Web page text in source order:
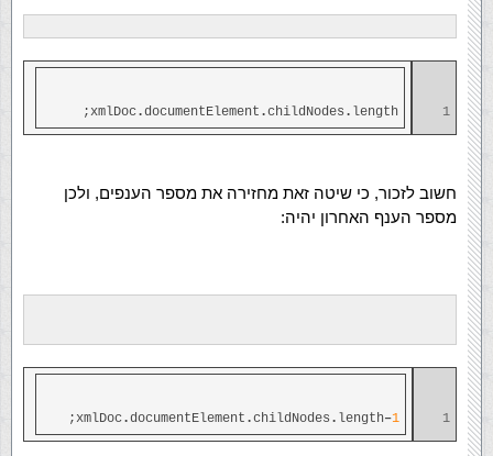
1
xmlDoc.documentElement .childNodes . length;
חשוב לזכור, כי שיטה זאת מחזירה את מספר הענפים, ולכן
מספר הענף האחרון יהיה:
1
xmlDoc.documentElement .childNodes . length–1
;